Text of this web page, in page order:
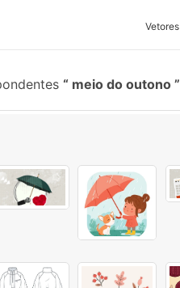
Vetores
meio do outono